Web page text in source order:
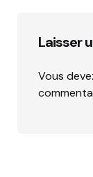
Laisser
Vous